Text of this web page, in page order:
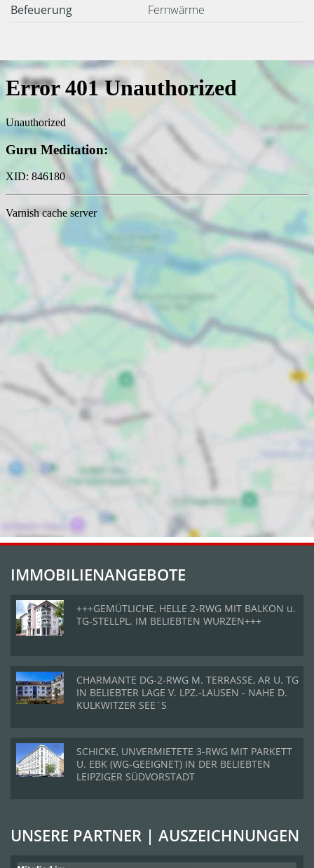
Befeuerung
Fernwärme
IMMOBILIENANGEBOTE
+++GEMÜTLICHE, HELLE 2-RWG MIT BALKON u.
TG-STELLPL. IM BELIEBTEN WURZEN+++
CHARMANTE DG-2-RWG M. TERRASSE, AR U. TG
IN BELIEBTER LAGE V. LPZ.-LAUSEN - NAHE D.
KULKWITZER SEE´S
SCHICKE, UNVERMIETETE 3-RWG MIT PARKETT
U. EBK (WG-GEEIGNET) IN DER BELIEBTEN
LEIPZIGER SÜDVORSTADT
UNSERE PARTNER | AUSZEICHNUNGEN